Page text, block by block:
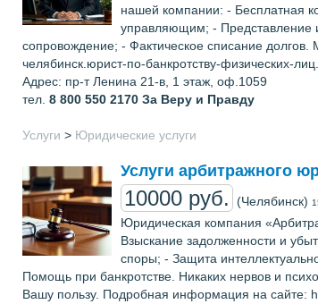
нашей компании: - Бесплатная
управляющим; - Представление
сопровождение; - Фактическое списание
челябинск.юрист-по-банкротству-физических-
Адрес: пр-т Ленина 21-в, 1 этаж, оф.1059
тел. 8 800 550 2170 За Веру и Правду
Услуги > Юридические услуги
Услуги арбитражного
10000 руб. (Челябинск)
Юридическая компания
Взыскание задолженности и
споры; - Защита
Помощь при банкротстве. Никаких нервов и
Вашу пользу. Подробная информация на сайте: